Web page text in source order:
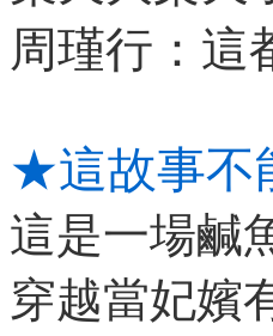
周瑾行：這
★這故事不
這是一場鹹
穿越當妃嬪